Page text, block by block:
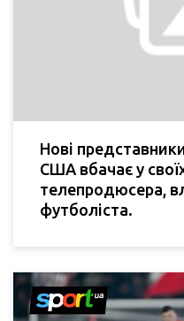
Нові
США вбачає у
телепродюсера,
футболіста.